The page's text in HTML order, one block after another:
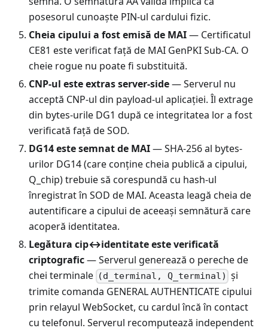
posesorul cunoaște PIN-ul cardului fizic.
Cheia cipului a fost emisă de MAI— Certificatul
CE81 este verificat față de MAI GenPKI Sub-CA. O
cheie rogue nu poate fi substituită.
CNP-ul este extras server-side— Serverul nu
acceptă CNP-ul din payload-ul aplicației. Îl extrage
din bytes-urile DG1 după ce integritatea lor a fost
verificată față de SOD.
DG14 este semnat de MAI— SHA-256 al bytes-
urilor DG14 (care conține cheia publică a cipului,
Q_chip) trebuie să corespundă cu hash-ul
înregistrat în SOD de MAI. Aceasta leagă cheia de
autentificare a cipului de aceeași semnătură care
acoperă identitatea.
Legătura cip↔identitate este verificată
criptografic— Serverul generează o pereche de
chei terminale (d_terminal, Q_terminal) și
trimite comanda GENERAL AUTHENTICATE cipului
prin relayul WebSocket, cu cardul încă în contact
cu telefonul. Serverul recomputează independent